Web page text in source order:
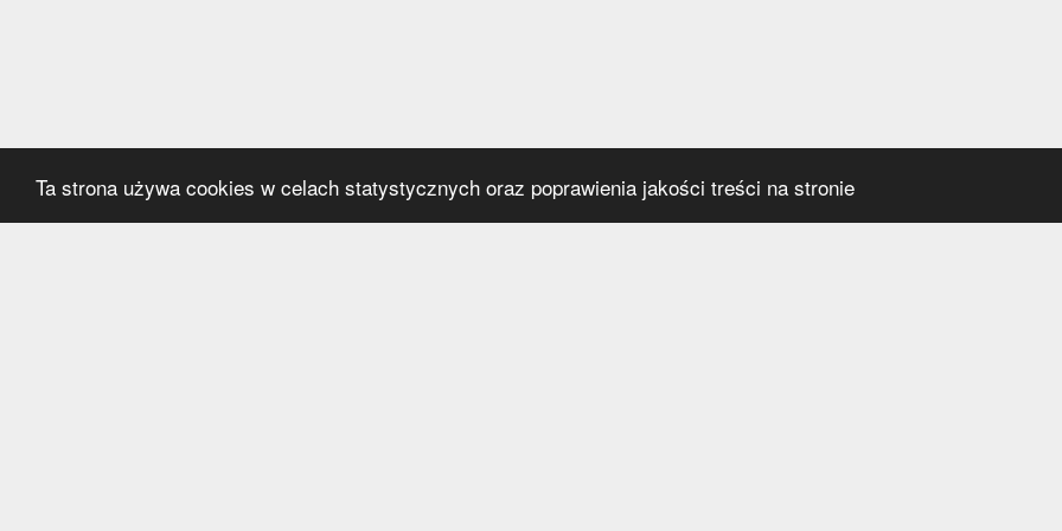
Ta strona używa cookies w celach statystycznych oraz poprawienia jakości treści na stronie